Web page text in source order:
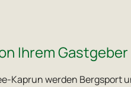
Ihrem Gastgeber
Kaprun werden Bergsport